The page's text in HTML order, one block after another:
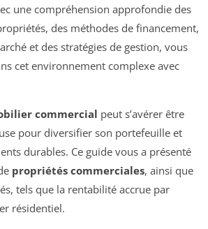
une compréhension approfondie des
des méthodes de financement,
et des stratégies de gestion, vous
cet environnement complexe avec
commercial peut s’avérer être
pour diversifier son portefeuille et
durables. Ce guide vous a présenté
propriétés commerciales, ainsi que
tels que la rentabilité accrue par
résidentiel.